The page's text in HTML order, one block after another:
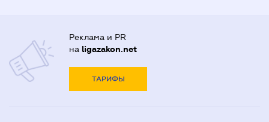
Реклама и PR
на ligazakon.net
ТАРИФЫ